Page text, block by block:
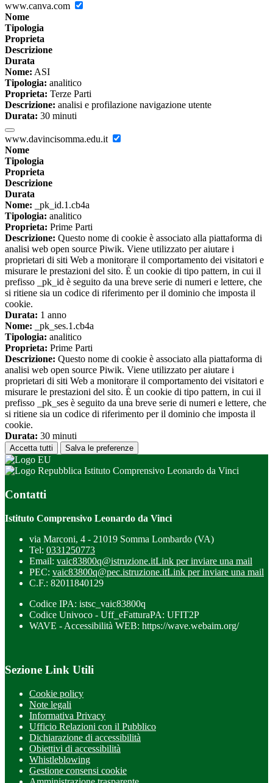
www.canva.com
Nome
Tipologia
Proprieta
Descrizione
Durata
Nome: ASI
Tipologia: analitico
Proprieta: Terze Parti
Descrizione: analisi e profilazione navigazione utente
Durata: 30 minuti
www.davincisomma.edu.it
Nome
Tipologia
Proprieta
Descrizione
Durata
Nome: _pk_id.1.cb4a
Tipologia: analitico
Proprieta: Prime Parti
Descrizione: Questo nome di cookie è associato alla piattaforma di
analisi web open source Piwik. Viene utilizzato per aiutare i
proprietari di siti Web a monitorare il comportamento dei visitatori e
misurare le prestazioni del sito. È un cookie di tipo pattern, in cui il
prefisso _pk_id è seguito da una breve serie di numeri e lettere, che
si ritiene sia un codice di riferimento per il dominio che imposta il
cookie.
Durata: 1 anno
Nome: _pk_ses.1.cb4a
Tipologia: analitico
Proprieta: Prime Parti
Descrizione: Questo nome di cookie è associato alla piattaforma di
analisi web open source Piwik. Viene utilizzato per aiutare i
proprietari di siti Web a monitorare il comportamento dei visitatori e
misurare le prestazioni del sito. È un cookie di tipo pattern, in cui il
prefisso _pk_ses è seguito da una breve serie di numeri e lettere, che
si ritiene sia un codice di riferimento per il dominio che imposta il
cookie.
Durata: 30 minuti
Accetta tutti Salva le preferenze
Istituto Comprensivo Leonardo da Vinci
Contatti
Istituto Comprensivo Leonardo da Vinci
via Marconi, 4 - 21019 Somma Lombardo (VA)
Tel: 0331250773
Email: vaic83800q@istruzione.itLink per inviare una mail
PEC: vaic83800q@pec.istruzione.itLink per inviare una mail
C.F.: 82011840129
Codice IPA: istsc_vaic83800q
Codice Univoco - Uff_eFatturaPA: UFIT2P
WAVE - Accessibilità WEB: https://wave.webaim.org/
Sezione Link Utili
Cookie policy
Note legali
Informativa Privacy
Ufficio Relazioni con il Pubblico
Dichiarazione di accessibilità
Obiettivi di accessibilità
Whistleblowing
Gestione consensi cookie